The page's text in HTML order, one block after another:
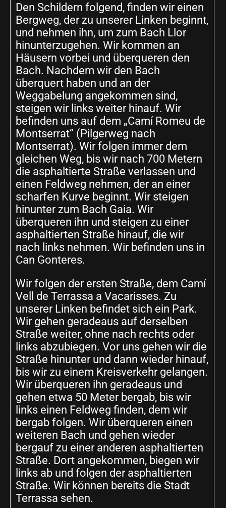
Den Schildern folgend, finden wir einen
Bergweg, der zu unserer Linken beginnt,
und nehmen ihn, um zum Bach Llor
hinunterzugehen. Wir kommen an
Häusern vorbei und überqueren den
Bach. Nachdem wir den Bach
überquert haben und an der
Weggabelung angekommen sind,
steigen wir links weiter hinauf. Wir
befinden uns auf dem „Camí Romeu de
Montserrat” (Pilgerweg nach
Montserrat). Wir folgen immer dem
gleichen Weg, bis wir nach 700 Metern
die asphaltierte Straße verlassen und
einen Feldweg nehmen, der an einer
scharfen Kurve beginnt. Wir steigen
hinunter zum Bach Gaia. Wir
überqueren ihn und steigen zu einer
asphaltierten Straße hinauf, die wir
nach links nehmen. Wir befinden uns in
Can Gonteres.
Wir folgen der ersten Straße, dem Camí
Vell de Terrassa a Vacarisses. Zu
unserer Linken befindet sich ein Park.
Wir gehen geradeaus auf derselben
Straße weiter, ohne nach rechts oder
links abzubiegen. Vor uns gehen wir die
Straße hinunter und dann wieder hinauf,
bis wir zu einem Kreisverkehr gelangen.
Wir überqueren ihn geradeaus und
gehen etwa 50 Meter bergab, bis wir
links einen Feldweg finden, dem wir
bergab folgen. Wir überqueren einen
weiteren Bach und gehen wieder
bergauf zu einer anderen asphaltierten
Straße. Dort angekommen, biegen wir
links ab und folgen der asphaltierten
Straße. Wir können bereits die Stadt
Terrassa sehen.